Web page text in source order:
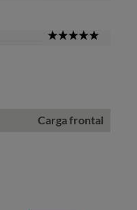
Carga frontal